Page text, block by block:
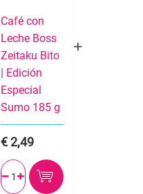
Café con
Leche Boss
Zeitaku Bito
| Edición
Especial
Sumo 185 g
2,49
 